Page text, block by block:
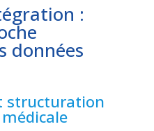
:
données
structuration